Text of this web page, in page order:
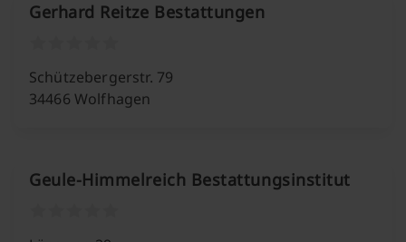
Gerhard Reitze Bestattungen
Schützebergerstr. 79
34466 Wolfhagen
Geule-Himmelreich Bestattungsinstitut